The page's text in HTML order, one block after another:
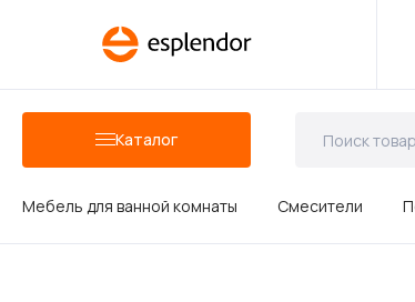
Каталог
Аксессуары для ванных комнат
Мебель для ванной комнаты Смесители